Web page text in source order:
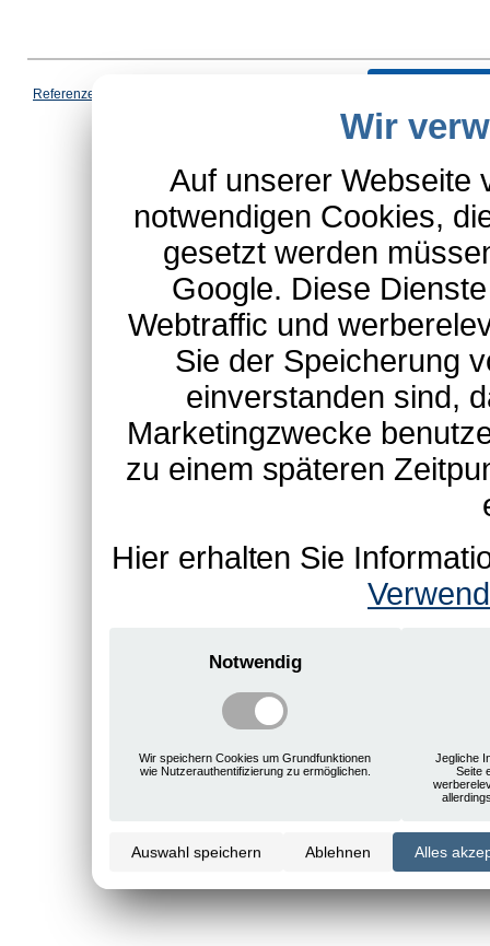
Referenzen
*Schulte-Hauptkatalog,
Wir
Auf unserer Webseite
notwendigen Cookies,
gesetzt werden
Google. Diese
Webtraffic und
Sie der Speicherung
einverstanden sind,
Marketingzwecke
zu einem späteren
Hier erhalten Sie
Notwendig
Wir speichern Cookies um Grundfunktionen
wie Nutzerauthentifizierung zu ermöglichen.
Jegliche
Seite
Auswahl speichern Ablehnen Alles